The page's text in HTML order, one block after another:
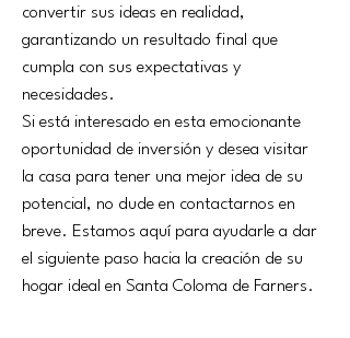
convertir sus ideas en realidad,
garantizando un resultado final que
cumpla con sus expectativas y
necesidades.
Si está interesado en esta emocionante
oportunidad de inversión y desea visitar
la casa para tener una mejor idea de su
potencial, no dude en contactarnos en
breve. Estamos aquí para ayudarle a dar
el siguiente paso hacia la creación de su
hogar ideal en Santa Coloma de Farners.